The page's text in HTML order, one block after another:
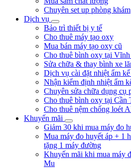
Chuyên set up phòng khám
Dịch vụ
Bảo trì thiết bị y tế
Cho thuê máy tạo oxy
Mua bán máy tạo oxy cũ
Cho thuê bình oxy tại
Sửa chữa & thay bình xe
Dịch vụ cài đặt nhiệt ẩm
Nhận kiểm định nhiệt ẩm
Chuyên sửa chữa dụng cụ
Cho thuê bình oxy tại Cần
Cho thuê nệm chống loét
Khuyến mãi
Giảm 30 khi mua máy đo
Mua máy đo huyết áp + 1
tặng 1 máy đường
Khuyến mãi khi mua máy
Mu